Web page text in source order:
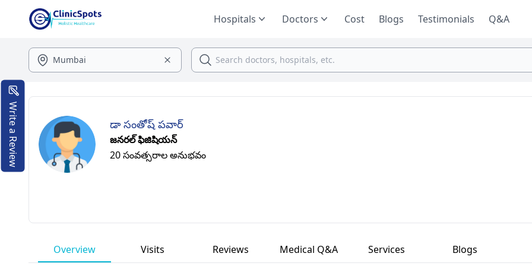
Hospitals Doctors Cost Blogs Testimonials Q&A
డా సంతోష్ పవార్
జనరల్ ఫిజిషియన్
20 సంవత్సరాల అనుభవం
Overview Visits Reviews Medical Q&A Services Blogs
Write a Review